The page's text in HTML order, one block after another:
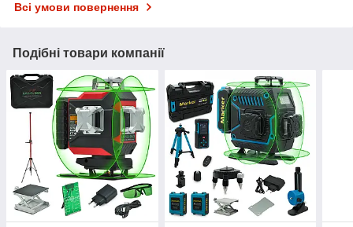
Всі умови повернення
Подібні товари компанії